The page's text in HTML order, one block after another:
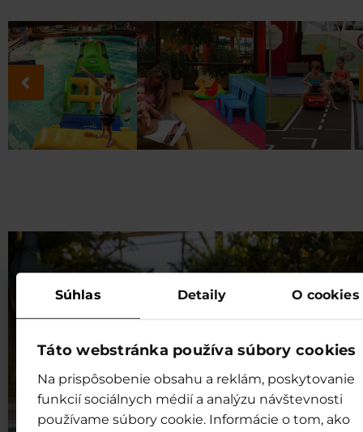
Súhlas Detaily O cookies
Táto webstránka používa súbory cookies
Na prispôsobenie obsahu a reklám, poskytovanie
funkcií sociálnych médií a analýzu návštevnosti
používame súbory cookie. Informácie o tom, ako